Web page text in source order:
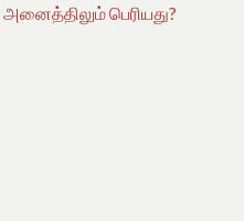
பெரியது?